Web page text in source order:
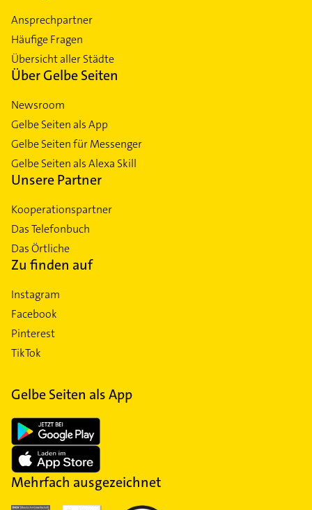
Ansprechpartner
Häufige Fragen
Übersicht aller Städte
Über Gelbe Seiten
Newsroom
Gelbe Seiten als App
Gelbe Seiten für Messenger
Gelbe Seiten als Alexa Skill
Unsere Partner
Kooperationspartner
Das Telefonbuch
Das Örtliche
Zu finden auf
Instagram
Facebook
Pinterest
TikTok
Gelbe Seiten als App
Mehrfach ausgezeichnet